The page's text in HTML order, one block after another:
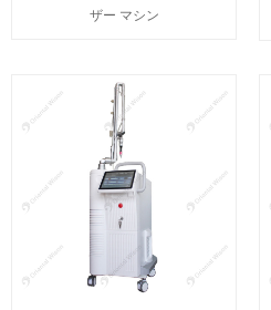
ザー マシン